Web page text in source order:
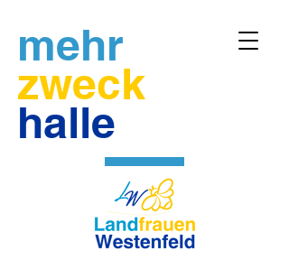
mehr
zweck
halle